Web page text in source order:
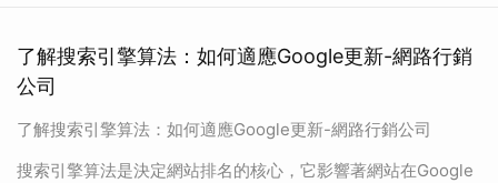
了解搜索引擎算法：如何適應Google更新-網路行銷
公司
了解搜索引擎算法：如何適應Google更新-網路行銷公司
搜索引擎算法是決定網站排名的核心，它影響著網站在Google